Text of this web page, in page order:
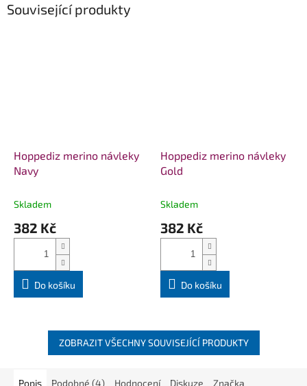
Související produkty
Hoppediz merino návleky
Navy
Skladem
382 Kč
Do košíku
Hoppediz merino návleky
Gold
Skladem
382 Kč
Do košíku
ZOBRAZIT VŠECHNY SOUVISEJÍCÍ PRODUKTY
Popis Podobné (4) Hodnocení Diskuze Značka